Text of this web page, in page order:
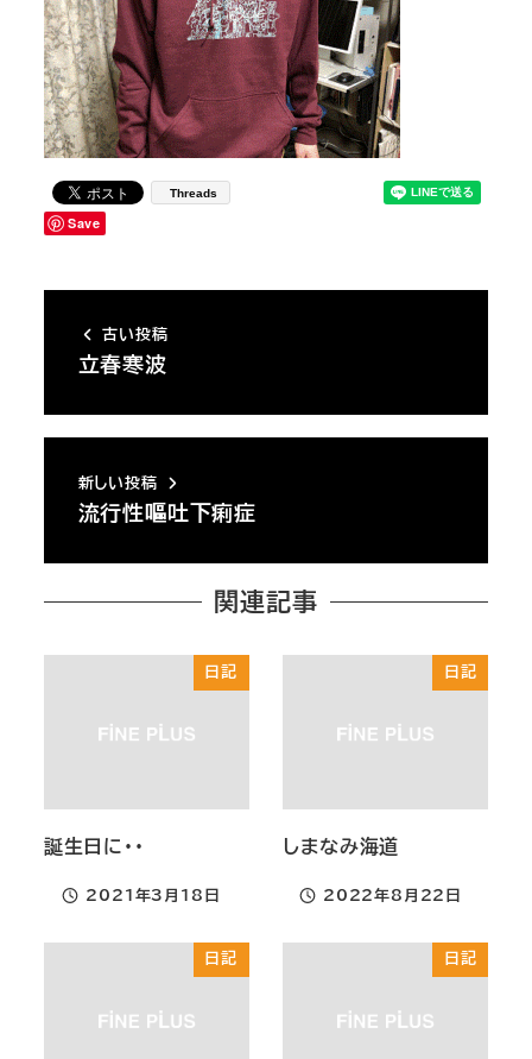
Threads
Save
古い投稿
立春寒波
新しい投稿
流行性嘔吐下痢症
関連記事
日記
誕生日に・・
投稿日
2021年3月18日
日記
しまなみ海道
投稿日
2022年8月22日
日記 日記